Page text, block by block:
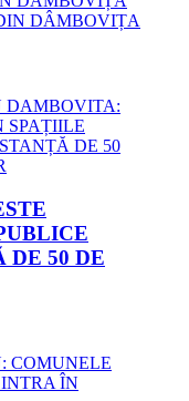
DÂMBOVIȚA
DE 50 DE